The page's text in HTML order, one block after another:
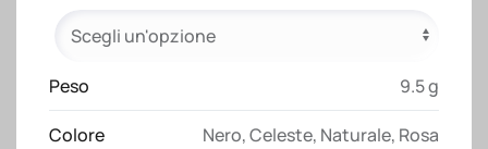
grana
saffiano
quantità
Peso 9.5 g
Colore Nero,Celeste, Naturale, Rosa